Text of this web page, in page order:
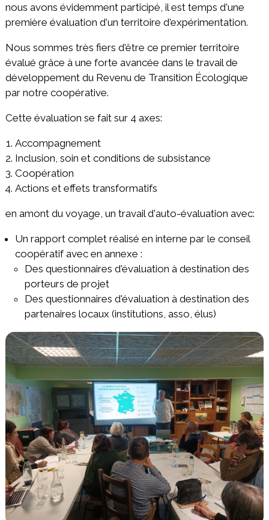
nous avons évidemment participé, il est temps d'une
première évaluation d'un territoire d'expérimentation.
Nous sommes très fiers d'être ce premier territoire
évalué grâce à une forte avancée dans le travail de
développement du Revenu de Transition Écologique
par notre coopérative.
Cette évaluation se fait sur 4 axes:
Accompagnement
Inclusion, soin et conditions de subsistance
Coopération
Actions et effets transformatifs
en amont du voyage, un travail d'auto-évaluation avec:
Un rapport complet réalisé en interne par le conseil
coopératif avec en annexe :
Des questionnaires d'évaluation à destination des
porteurs de projet
Des questionnaires d'évaluation à destination des
partenaires locaux (institutions, asso, élus)